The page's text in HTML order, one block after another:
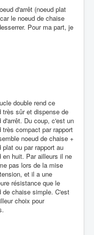
d'arrêt (noeud plat
le noeud de chaise
Pour ma part, je
double rend ce
très sûr et dispense de
d'arrêt. Du coup, c'est un
très compact par rapport
noeud de chaise +
plat ou par rapport au
en huit. Par ailleurs il ne
pas lors de la mise
et il a une
résistance que le
de chaise simple. C'est
choix pour